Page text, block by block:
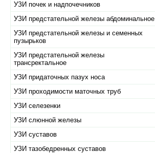
УЗИ почек и надпочечников
УЗИ предстательной железы абдоминальное
УЗИ предстательной железы и семенных
пузырьков
УЗИ предстательной железы
трансректальное
УЗИ придаточных пазух носа
УЗИ проходимости маточных труб
УЗИ селезенки
УЗИ слюнной железы
УЗИ суставов
УЗИ тазобедренных суставов